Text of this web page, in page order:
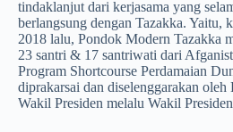
tindaklanjut dari kerjasama yang
berlangsung dengan Tazakka. Yaitu,
2018 lalu, Pondok Modern Tazakka
23 santri & 17 santriwati dari
Program Shortcourse Perdamaian
diprakarsai dan diselenggarakan oleh
Wakil Presiden melalu Wakil